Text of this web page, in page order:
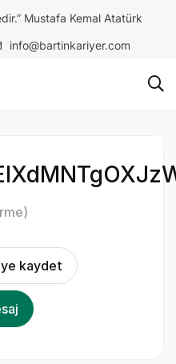
Mustafa Kemal Atatürk
info@bartinkariyer.com
kaydet